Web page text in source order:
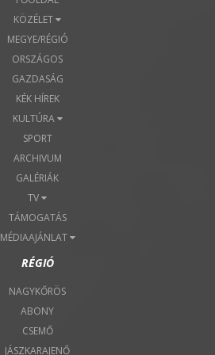
KÖZÉLET
MEGYE/RÉGIÓ
ORSZÁGOS
GAZDASÁG
KÉK HÍREK
KULTÚRA
SPORT
ARCHIVUM
GALÉRIÁK
TV
TÁMOGATÁS
MÉDIAAJÁNLAT
RÉGIÓ
NAGYKŐRÖS
ABONY
CSEMŐ
JÁSZKARAJENŐ